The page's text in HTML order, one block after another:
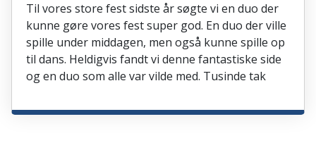
Til vores store fest sidste år søgte vi en duo der
kunne gøre vores fest super god. En duo der ville
spille under middagen, men også kunne spille op
til dans. Heldigvis fandt vi denne fantastiske side
og en duo som alle var vilde med. Tusinde tak